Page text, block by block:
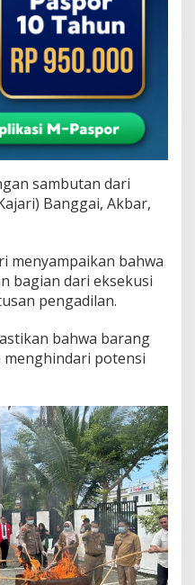
sambutan dari
Banggai, Akbar,
menyampaikan bahwa
bagian dari eksekusi
pengadilan.
bahwa barang
potensi